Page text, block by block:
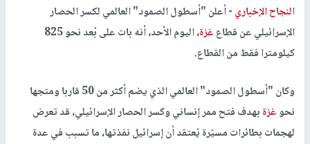
النجاح الإخباري -أعلن "أسطول الصمود" العالمي لكسر الحصار
الإسرائيلي عن قطاعغزة
، اليوم الأحد، أنه بات على بُعد نحو 825
كيلومترا فقط من القطاع.
وكان "أسطول الصمود" العالمي الذي يضم أكثر من 50 قاربا ومتجها
نحوغزةبهدف فتح ممر إنساني وكسر الحصار الإسرائيلي، قد تعرض
لهجمات بطائرات مسيّرة يُعتقد أن إسرائيل نفذتها، ما تسبب في عدة